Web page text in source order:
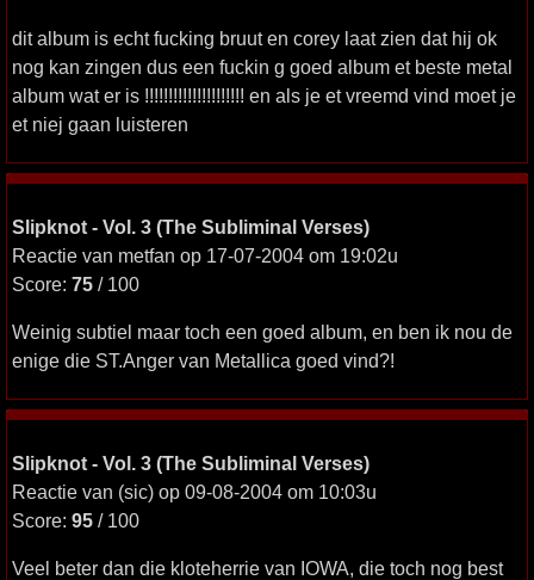
dit album is echt fucking bruut en corey laat zien dat hij ok
nog kan zingen dus een fuckin g goed album et beste metal
album wat er is !!!!!!!!!!!!!!!!!!!!! en als je et vreemd vind moet je
et niej gaan luisteren
Slipknot - Vol. 3 (The Subliminal Verses)
Reactie van metfan op 17-07-2004 om 19:02u
Score: 75 / 100
Weinig subtiel maar toch een goed album, en ben ik nou de
enige die ST.Anger van Metallica goed vind?!
Slipknot - Vol. 3 (The Subliminal Verses)
Reactie van (sic) op 09-08-2004 om 10:03u
Score: 95 / 100
Veel beter dan die kloteherrie van IOWA, die toch nog best